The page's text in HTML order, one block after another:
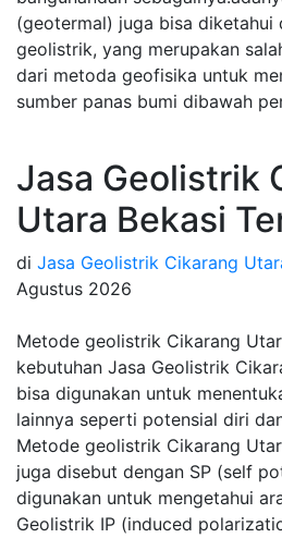
(geotermal) juga bisa diketahui
geolistrik, yang merupakan
dari metoda geofisika untuk
sumber panas bumi dibawah
Jasa Geolistrik
Utara Bekasi
di Jasa Geolistrik Cikarang
Agustus 2026
Metode geolistrik Cikarang
kebutuhan Jasa Geolistrik
bisa digunakan untuk
lainnya seperti potensial diri
Metode geolistrik Cikarang
juga disebut dengan SP (self
digunakan untuk mengetahui
Geolistrik IP (induced